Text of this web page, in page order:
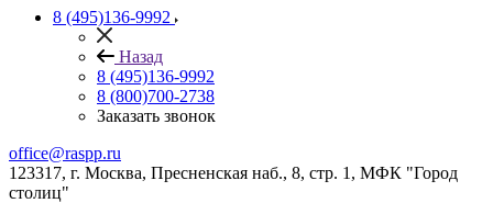
8 (495)136-9992
Назад
8 (495)136-9992
8 (800)700-2738
Заказать звонок
office@raspp.ru
123317, г. Москва, Пресненская наб., 8, стр. 1, МФК "Город
столиц"